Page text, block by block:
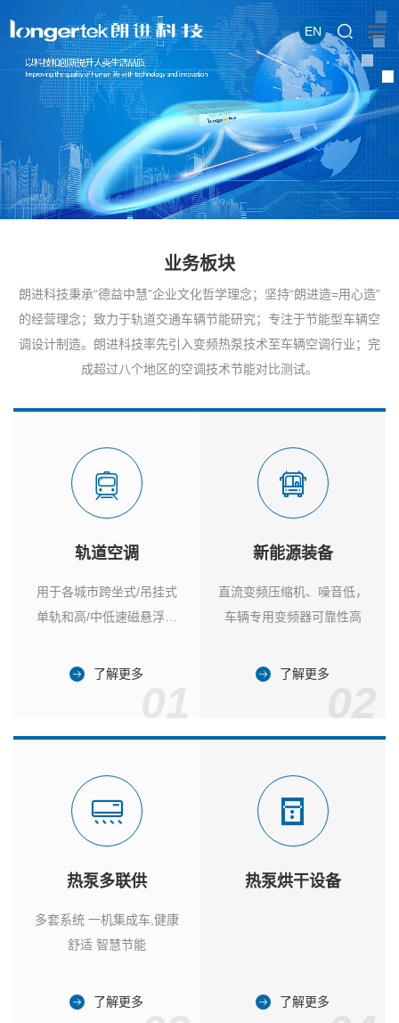
EN
业务板块
朗进科技秉承“德益中慧”企业文化哲学理念；坚持“朗进造=用心造”
的经营理念；致力于轨道交通车辆节能研究；专注于节能型车辆空
调设计制造。朗进科技率先引入变频热泵技术至车辆空调行业；完
成超过八个地区的空调技术节能对比测试。
轨道空调
用于各城市跨坐式/吊挂式
单轨和高/中低速磁悬浮列
了解更多
新能源装备
直流变频压缩机、噪音低，
车辆专用变频器可靠性高
了解更多
热泵多联供
多套系统 一机集成车,健康
舒适 智慧节能
了解更多
热泵烘干设备
了解更多